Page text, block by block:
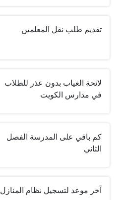
تقديم طلب نقل المعلمين
لائحة الغياب بدون عذر للطلاب
في مدارس الكويت
كم باقي على المدرسة الفصل
الثاني
آخر موعد لتسجيل نظام المنازل